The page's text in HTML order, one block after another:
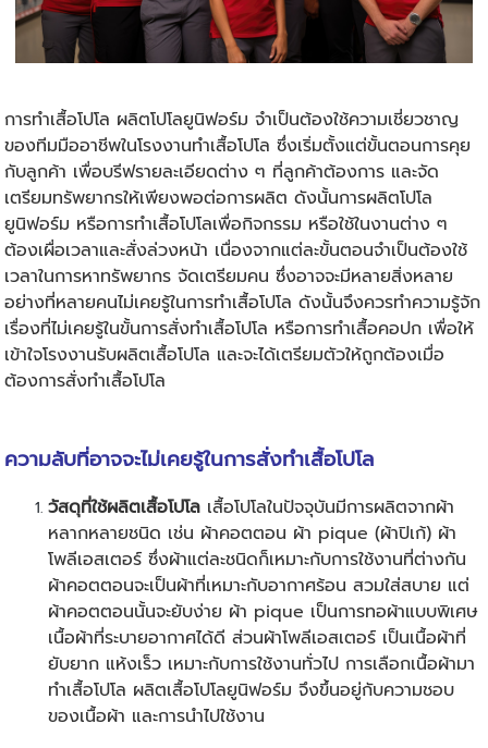
การทำเสื้อโปโล ผลิตโปโลยูนิฟอร์ม จำเป็นต้องใช้ความเชี่ยวชาญ
ของทีมมืออาชีพในโรงงานทำเสื้อโปโล ซึ่งเริ่มตั้งแต่ขั้นตอนการคุย
กับลูกค้า เพื่อบรีฟรายละเอียดต่าง ๆ ที่ลูกค้าต้องการ และจัด
เตรียมทรัพยากรให้เพียงพอต่อการผลิต ดังนั้นการผลิตโปโล
ยูนิฟอร์ม หรือการทำเสื้อโปโลเพื่อกิจกรรม หรือใช้ในงานต่าง ๆ
ต้องเผื่อเวลาและสั่งล่วงหน้า เนื่องจากแต่ละขั้นตอนจำเป็นต้องใช้
เวลาในการหาทรัพยากร จัดเตรียมคน ซึ่งอาจจะมีหลายสิ่งหลาย
อย่างที่หลายคนไม่เคยรู้ในการทำเสื้อโปโล ดังนั้นจึงควรทำความรู้จัก
เรื่องที่ไม่เคยรู้ในขั้นการสั่งทำเสื้อโปโล หรือการทำเสื้อคอปก เพื่อให้
เข้าใจโรงงานรับผลิตเสื้อโปโล และจะได้เตรียมตัวให้ถูกต้องเมื่อ
ต้องการสั่งทำเสื้อโปโล
ความลับที่อาจจะไม่เคยรู้ในการสั่งทำเสื้อโปโล
วัสดุที่ใช้ผลิตเสื้อโปโล เสื้อโปโลในปัจจุบันมีการผลิตจากผ้า
หลากหลายชนิด เช่น ผ้าคอตตอน ผ้า pique (ผ้าปิเก้) ผ้า
โพลีเอสเตอร์ ซึ่งผ้าแต่ละชนิดก็เหมาะกับการใช้งานที่ต่างกัน
ผ้าคอตตอนจะเป็นผ้าที่เหมาะกับอากาศร้อน สวมใส่สบาย แต่
ผ้าคอตตอนนั้นจะยับง่าย ผ้า pique เป็นการทอผ้าแบบพิเศษ
เนื้อผ้าที่ระบายอากาศได้ดี ส่วนผ้าโพลีเอสเตอร์ เป็นเนื้อผ้าที่
ยับยาก แห้งเร็ว เหมาะกับการใช้งานทั่วไป การเลือกเนื้อผ้ามา
ทำเสื้อโปโล ผลิตเสื้อโปโลยูนิฟอร์ม จึงขึ้นอยู่กับความชอบ
ของเนื้อผ้า และการนำไปใช้งาน